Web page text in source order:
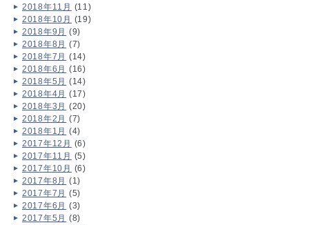
2018年11月 (11)
2018年10月 (19)
2018年9月 (9)
2018年8月 (7)
2018年7月 (14)
2018年6月 (16)
2018年5月 (14)
2018年4月 (17)
2018年3月 (20)
2018年2月 (7)
2018年1月 (4)
2017年12月 (6)
2017年11月 (5)
2017年10月 (6)
2017年8月 (1)
2017年7月 (5)
2017年6月 (3)
2017年5月 (8)